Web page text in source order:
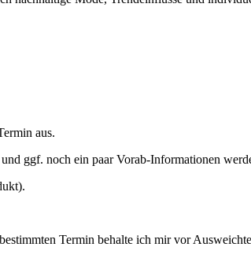
aus.
ggf. noch ein paar Vorab-Informationen
Termin behalte ich mir vor